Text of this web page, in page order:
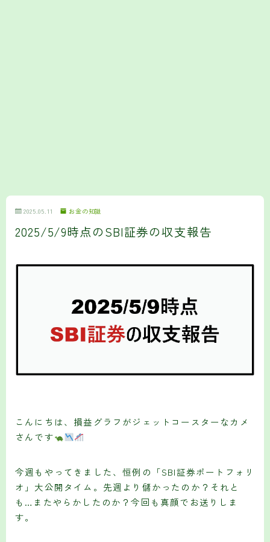
2025.05.11 お金の知識
2025/5/9時点のSBI証券の収支報告
こんにちは、損益グラフがジェットコースターなカメ
さんです
今週もやってきました、恒例の「SBI証券ポートフォリ
オ」大公開タイム。先週より儲かったのか？それと
も…またやらかしたのか？今回も真顔でお送りしま
す。